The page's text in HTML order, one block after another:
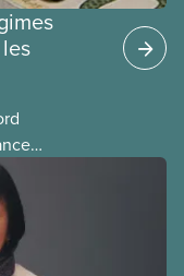
dans
que ce